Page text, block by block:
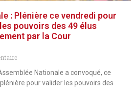
: Plénière ce vendredi pour
pouvoirs des 49 élus
par la Cour
Nationale a convoqué, ce
pour valider les pouvoirs des